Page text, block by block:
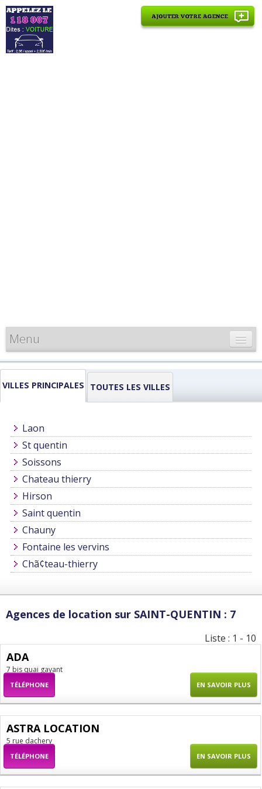
Menu
CARTE DE FRANCE
INFORMATIONS
VILLES PRINCIPALES TOUTES LES VILLES
Laon
St quentin
Soissons
Chateau thierry
Hirson
Saint quentin
Chauny
Fontaine les vervins
Chã¢teau-thierry
Agences de location sur SAINT-QUENTIN : 7
Liste : 1 - 10
ADA
7 bis quai gayant
TÉLÉPHONE EN SAVOIR PLUS
ASTRA LOCATION
5 rue dachery
TÉLÉPHONE EN SAVOIR PLUS